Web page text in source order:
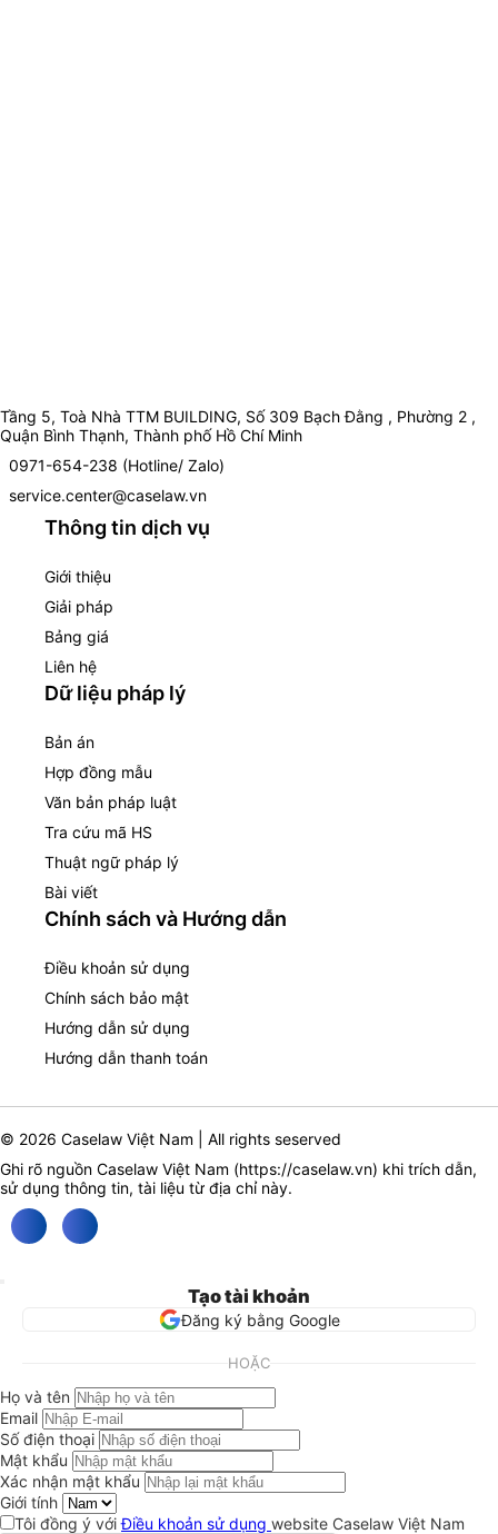
Tầng 5, Toà Nhà TTM BUILDING, Số 309 Bạch Đằng , Phường 2 ,
Quận Bình Thạnh, Thành phố Hồ Chí Minh
0971-654-238 (Hotline/ Zalo)
service.center@caselaw.vn
Thông tin dịch vụ
Giới thiệu
Giải pháp
Bảng giá
Liên hệ
Dữ liệu pháp lý
Bản án
Hợp đồng mẫu
Văn bản pháp luật
Tra cứu mã HS
Thuật ngữ pháp lý
Bài viết
Chính sách và Hướng dẫn
Điều khoản sử dụng
Chính sách bảo mật
Hướng dẫn sử dụng
Hướng dẫn thanh toán
© 2026 Caselaw Việt Nam | All rights seserved
Ghi rõ nguồn Caselaw Việt Nam (https://caselaw.vn) khi trích dẫn,
sử dụng thông tin, tài liệu từ địa chỉ này.
Tạo tài khoản
Đăng ký bằng Google
HOẶC
Họ và tên
Email
Số điện thoại
Mật khẩu
Xác nhận mật khẩu
Giới tính
Tôi đồng ý vớiĐiều khoản sử dụng website Caselaw Việt Nam